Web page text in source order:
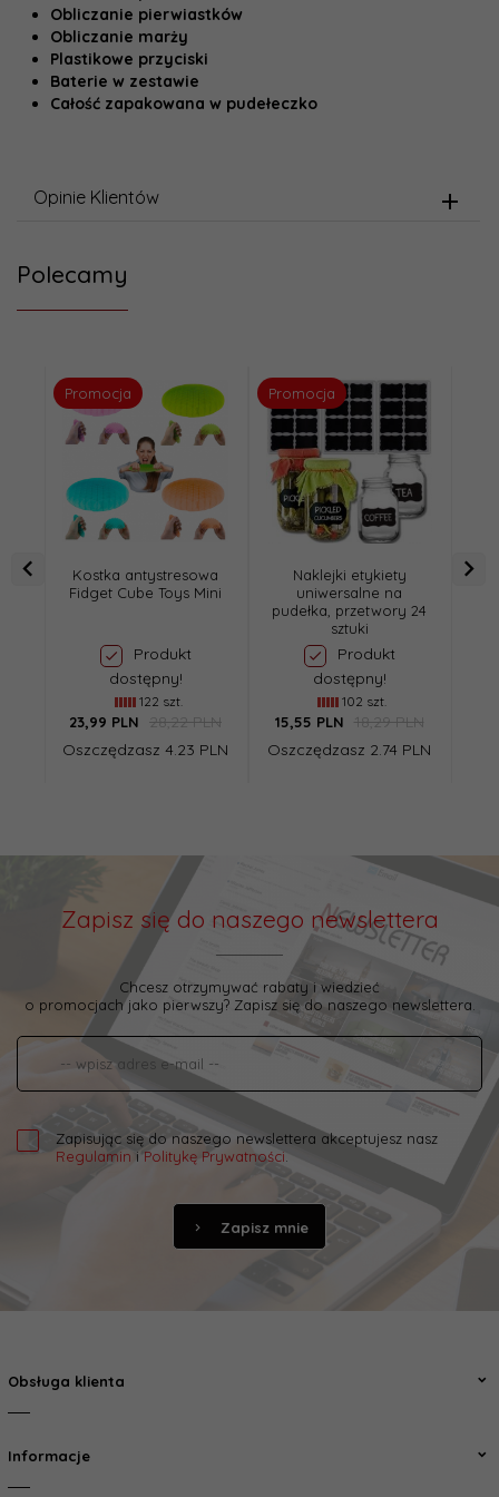
Obliczanie pierwiastków
Obliczanie marży
Plastikowe przyciski
Baterie w zestawie
Całość zapakowana w pudełeczko
Opinie Klientów
Polecamy
Promocja
Kostka antystresowa
Fidget Cube Toys Mini
Produkt
dostępny!
122 szt.
23,99 PLN
28,22 PLN
Oszczędzasz 4.23 PLN
Promocja
Naklejki etykiety
uniwersalne na
pudełka, przetwory 24
sztuki
Produkt
dostępny!
102 szt.
15,55 PLN
18,29 PLN
Oszczędzasz 2.74 PLN
Zapisz się do naszego newslettera
Chcesz otrzymywać rabaty i wiedzieć
o promocjach jako pierwszy? Zapisz się do naszego newslettera.
Zapisując się do naszego newslettera akceptujesz nasz
Regulamin i Politykę Prywatności.
Zapisz mnie
Obsługa klienta
Informacje